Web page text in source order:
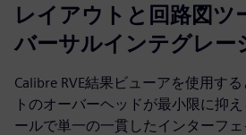
レイアウトと回路図ツ
バーサルインテグレー
Calibre RVE結果ビューアを使用す
トのオーバーヘッドが最小限に抑
ールで単一の一貫したインターフェ